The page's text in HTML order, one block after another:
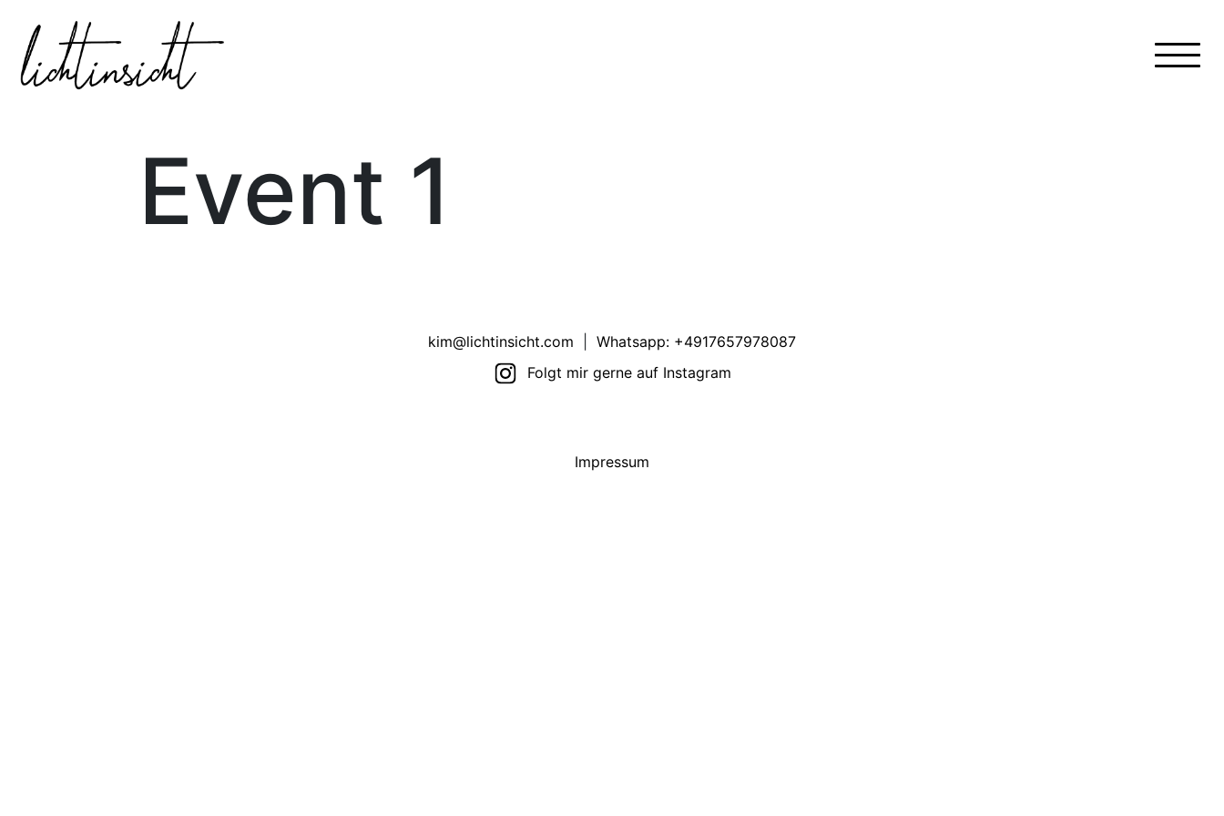
Event 1
kim@lichtinsicht.com
Whatsapp: +4917657978087
Folgt mir gerne auf Instagram
Impressum